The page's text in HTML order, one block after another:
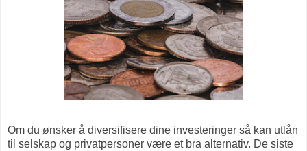
Om du ønsker å diversifisere dine investeringer så kan utlån
til selskap og privatpersoner være et bra alternativ. De siste